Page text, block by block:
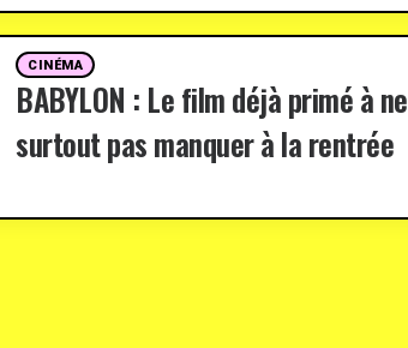
CINÉMA
BABYLON : Le film déjà primé à ne
surtout pas manquer à la rentrée